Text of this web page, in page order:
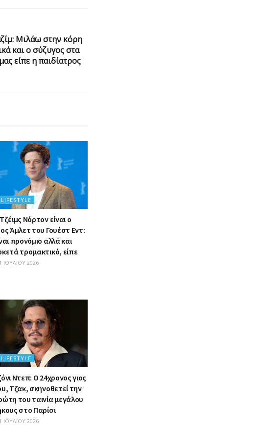
Μιλάω στην κόρη
και ο σύζυγος στα
είπε η παιδίατρος
LIFESTYLE
Νόρτον είναι ο
Άμλετ του Γουέστ Εντ:
προνόμιο αλλά και
τρομακτικό, είπε
ΙΟΥΛΊΟΥ 2026
LIFESTYLE
Ντεπ: Ο 24χρονος γιος
Τζακ, σκηνοθετεί την
του ταινία μεγάλου
στο Παρίσι
ΙΟΥΛΊΟΥ 2026